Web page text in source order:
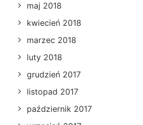
maj 2018
kwiecień 2018
marzec 2018
luty 2018
grudzień 2017
listopad 2017
październik 2017